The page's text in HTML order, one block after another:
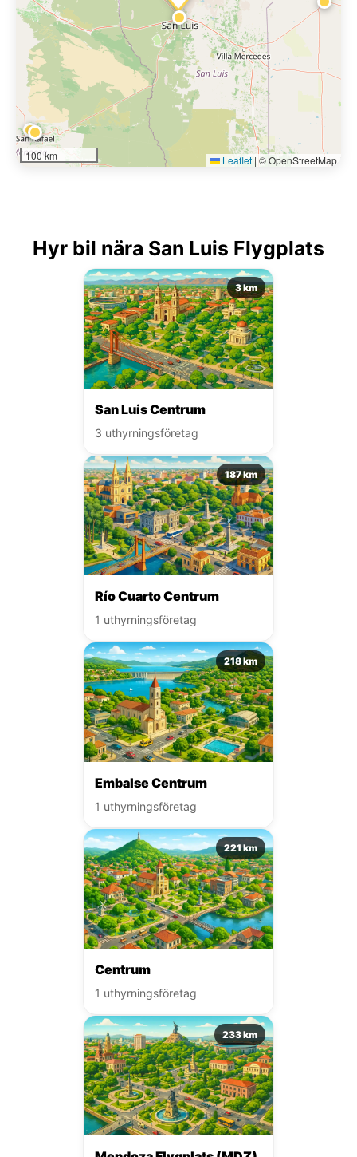
100 km Leaflet | © OpenStreetMap
Hyr bil nära San Luis Flygplats
3 km
San Luis Centrum
3 uthyrningsföretag
187 km
Río Cuarto Centrum
1 uthyrningsföretag
218 km
Embalse Centrum
1 uthyrningsföretag
221 km
Centrum
1 uthyrningsföretag
233 km